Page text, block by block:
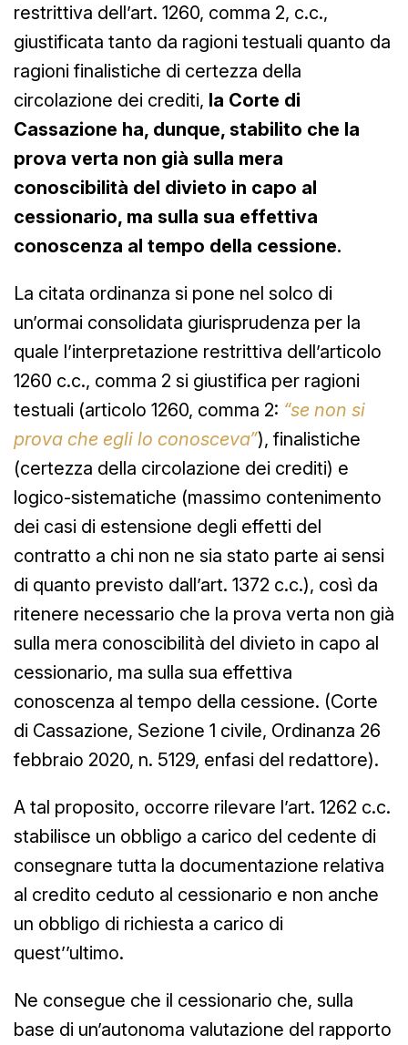
restrittiva dell’art. 1260, comma 2, c.c.,
giustificata tanto da ragioni testuali quanto da
ragioni finalistiche di certezza della
circolazione dei crediti, la Corte di
Cassazione ha, dunque, stabilito che la
prova verta non già sulla mera
conoscibilità del divieto in capo al
cessionario, ma sulla sua effettiva
conoscenza al tempo della cessione.
La citata ordinanza si pone nel solco di
un’ormai consolidata giurisprudenza per la
quale l’interpretazione restrittiva dell’articolo
1260 c.c., comma 2 si giustifica per ragioni
testuali (articolo 1260, comma 2: “se non si
prova che egli lo conosceva”), finalistiche
(certezza della circolazione dei crediti) e
logico-sistematiche (massimo contenimento
dei casi di estensione degli effetti del
contratto a chi non ne sia stato parte ai sensi
di quanto previsto dall’art. 1372 c.c.), così da
ritenere necessario che la prova verta non già
sulla mera conoscibilità del divieto in capo al
cessionario, ma sulla sua effettiva
conoscenza al tempo della cessione. (Corte
di Cassazione, Sezione 1 civile, Ordinanza 26
febbraio 2020, n. 5129, enfasi del redattore).
A tal proposito, occorre rilevare l’art. 1262 c.c.
stabilisce un obbligo a carico del cedente di
consegnare tutta la documentazione relativa
al credito ceduto al cessionario e non anche
un obbligo di richiesta a carico di
quest’’ultimo.
Ne consegue che il cessionario che, sulla
base di un’autonoma valutazione del rapporto